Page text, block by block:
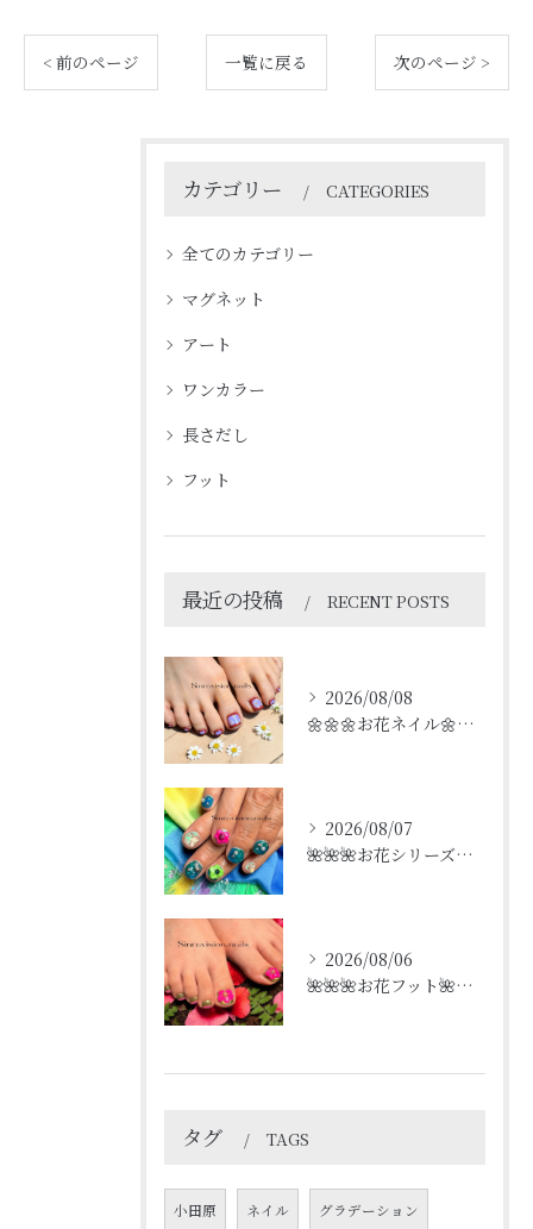
< 前のページ 一覧に戻る 次のページ >
カテゴリー CATEGORIES
全てのカテゴリー
マグネット
アート
ワンカラー
長さだし
フット
最近の投稿 RECENT POSTS
2026/08/08
🌼🌼🌼お花ネイル🌼🌼🌼
2026/08/07
🌺🌺🌺お花シリーズ🌺🌺🌺
2026/08/06
🌺🌺🌺お花フット🌺🌺🌺
タグ TAGS
小田原 ネイル グラデーション